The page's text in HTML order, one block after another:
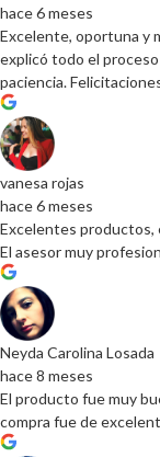
hace 6 meses
Excelente, oportuna y
explicó todo el
paciencia.
vanesa rojas
hace 6 meses
Excelentes productos,
El asesor muy
Neyda Carolina Losada
hace 8 meses
El producto fue muy
compra fue de